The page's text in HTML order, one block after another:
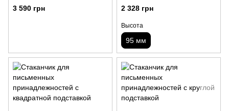
3 590 грн
подставкой
2 328 грн
Высота
95 мм